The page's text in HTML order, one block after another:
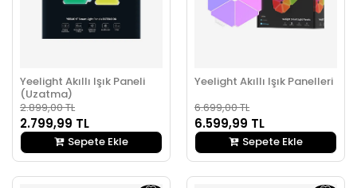
Yeelight Akıllı Işık Paneli
(Uzatma)
2.899,00 TL
2.799,99 TL
Sepete Ekle
Yeelight Akıllı Işık Panelleri
6.699,00 TL
6.599,99 TL
Sepete Ekle